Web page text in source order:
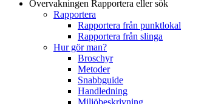
Övervakningen Rapportera eller sök
Rapportera
Rapportera från punktlokal
Rapportera från slinga
Hur gör man?
Broschyr
Metoder
Snabbguide
Handledning
Miljöbeskrivning